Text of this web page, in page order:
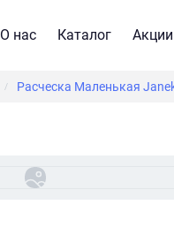
О нас Каталог
/ Расческа Маленькая